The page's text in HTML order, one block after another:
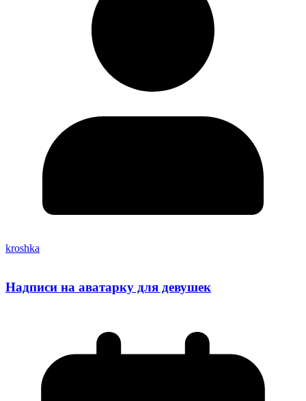
kroshka
Надписи на аватарку для девушек